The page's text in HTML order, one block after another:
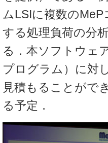
ムLSIに複数の
する処理負荷の分
る．本ソフトウェ
プログラム）に対
見積もることがで
る予定．